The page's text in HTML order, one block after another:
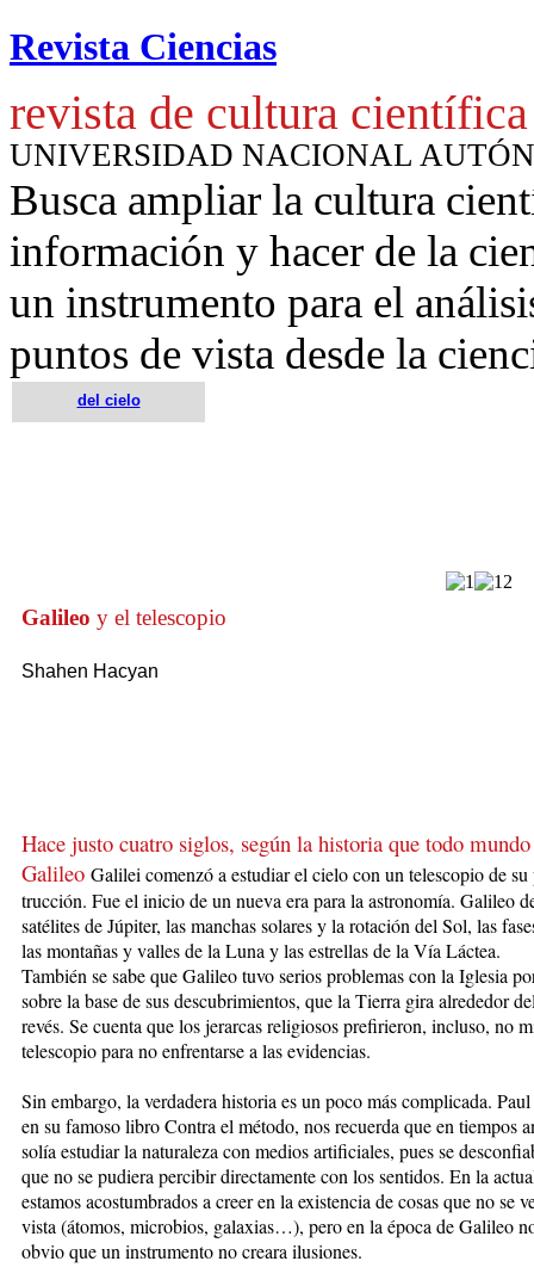
Revista Ciencias
revista de cultura científica
UNIVERSIDAD NACIONAL
Busca ampliar la cultura
información y hacer de la
un instrumento para el
puntos de vista desde la
del cielo
Galileo y el telescopio
Shahen Hacyan
Hace justo cuatro siglos, según la historia que todo
Galileo Galilei co­men­zó a estudiar el cielo con un telescopio de
trucción. Fue el inicio de un nue­va era para la astronomía. Galileo
satélites de Júpiter, las manchas solares y la rotación del Sol, las
las montañas y valles de la Luna y las estre­llas de la Vía Láctea.
También se sabe que Ga­li­leo tuvo serios problemas con la Iglesia
sobre la base de sus descubrimientos, que la Tierra gira alrededor
revés. Se cuenta que los jerarcas religiosos pre­firieron, incluso, no
teles­copio para no enfrentarse a las evidencias.
Sin embargo, la verdadera historia es un poco más complicada.
en su famoso libro Contra el mé­todo, nos recuerda que en tiempos
solía estudiar la naturaleza con medios artificiales, pues se
que no se pudiera percibir di­rec­tamente con los sentidos. En la
estamos acos­tum­bra­dos a creer en la existencia de cosas que no se
vista (átomos, microbios, galaxias…), pero en la épo­ca de Galileo
obvio que un instrumento no creara ilusiones.